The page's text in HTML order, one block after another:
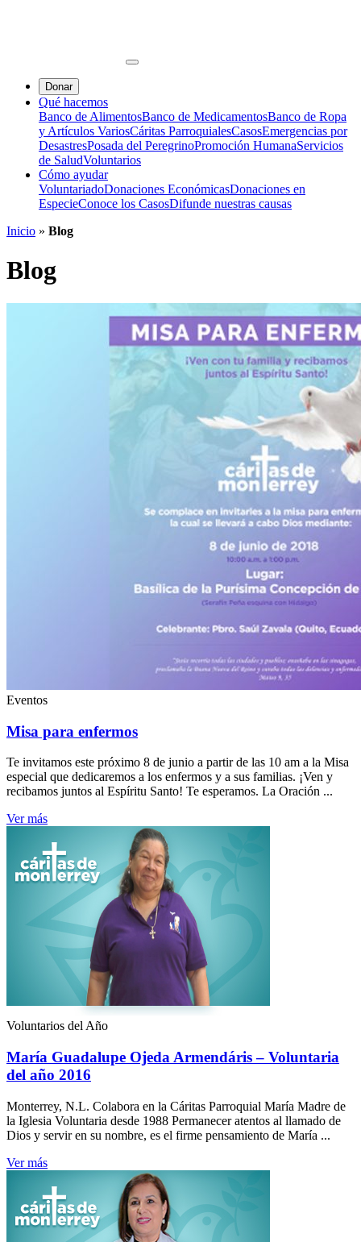
Donar
Qué hacemos
Banco de AlimentosBanco de MedicamentosBanco de Ropa
y Artículos VariosCáritas ParroquialesCasosEmergencias por
DesastresPosada del PeregrinoPromoción HumanaServicios
de SaludVoluntarios
Cómo ayudar
VoluntariadoDonaciones EconómicasDonaciones en
EspecieConoce los CasosDifunde nuestras causas
Inicio » Blog
Blog
Eventos
Misa para enfermos
Te invitamos este próximo 8 de junio a partir de las 10 am a la Misa
especial que dedicaremos a los enfermos y a sus familias. ¡Ven y
recibamos juntos al Espíritu Santo! Te esperamos. La Oración ...
Ver más
Voluntarios del Año
María Guadalupe Ojeda Armendáris – Voluntaria
del año 2016
Monterrey, N.L. Colabora en la Cáritas Parroquial María Madre de
la Iglesia Voluntaria desde 1988 Permanecer atentos al llamado de
Dios y servir en su nombre, es el firme pensamiento de María ...
Ver más